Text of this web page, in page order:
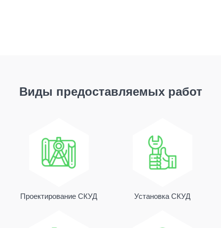
Виды предоставляемых работ
Проектирование СКУД Установка СКУД